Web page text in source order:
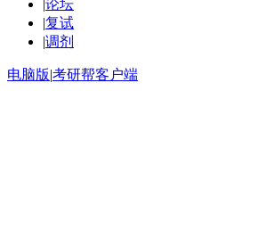
|论坛
|复试
|调剂
电脑版|考研帮客户端